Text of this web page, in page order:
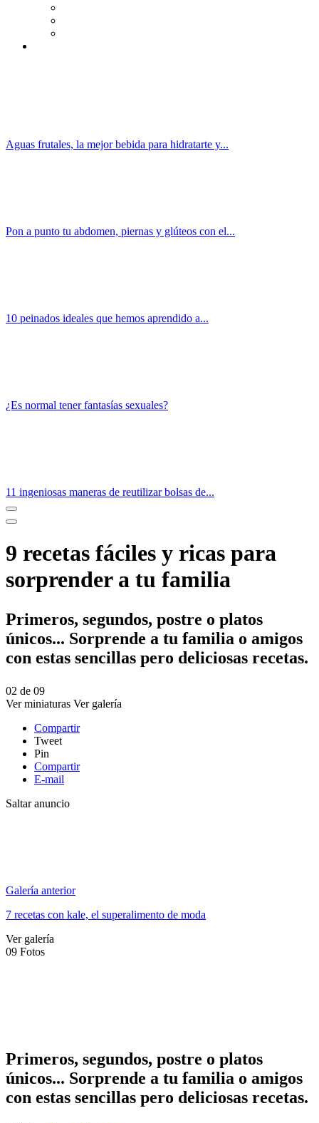
Aguas frutales, la mejor bebida para hidratarte y...
Pon a punto tu abdomen, piernas y glúteos con el...
10 peinados ideales que hemos aprendido a...
¿Es normal tener fantasías sexuales?
11 ingeniosas maneras de reutilizar bolsas de...
9 recetas fáciles y ricas para
sorprender a tu familia
Primeros, segundos, postre o platos
únicos... Sorprende a tu familia o amigos
con estas sencillas pero deliciosas recetas.
02 de 09
Ver miniaturas Ver galería
Compartir
Tweet
Pin
Compartir
E-mail
Saltar anuncio
Galería anterior
7 recetas con kale, el superalimento de moda
Ver galería
09 Fotos
Primeros, segundos, postre o platos
únicos... Sorprende a tu familia o amigos
con estas sencillas pero deliciosas recetas.